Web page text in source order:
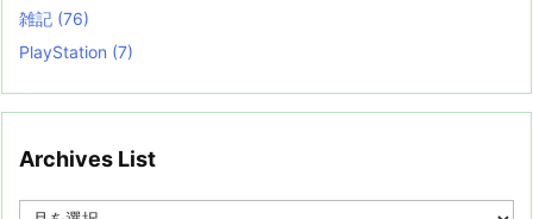
雑記 (76)
PlayStation (7)
Archives List